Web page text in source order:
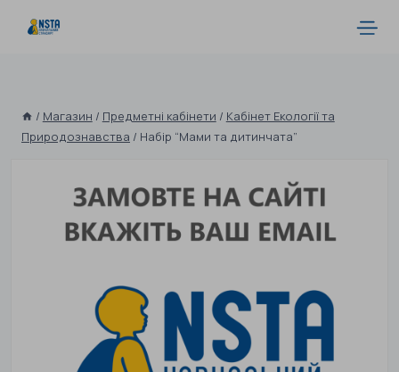
/ Магазин / Предметні кабінети / Кабінет Екології та
Природознавства / Набір “Мами та дитинчата”